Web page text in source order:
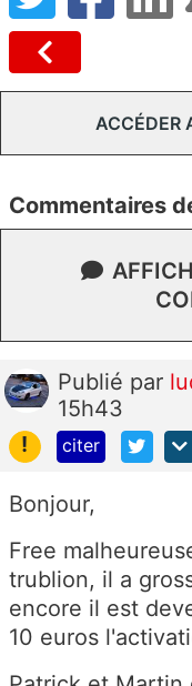
ACCÉDER
Commentaires
Publié par
15h43
!
citer
Bonjour,
Free
trublion, il a
encore il est
10 euros